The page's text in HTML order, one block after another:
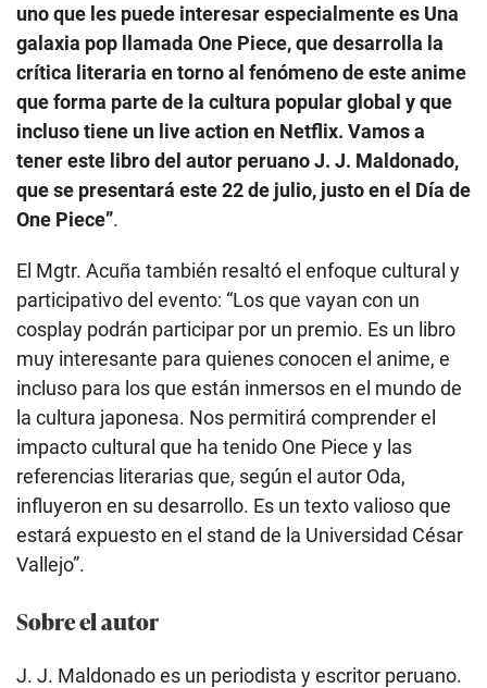
uno que les puede interesar especialmente es Una
galaxia pop llamada One Piece, que desarrolla la
crítica literaria en torno al fenómeno de este anime
que forma parte de la cultura popular global y que
incluso tiene un live action en Netflix. Vamos a
tener este libro del autor peruano J. J. Maldonado,
que se presentará este 22 de julio, justo en el Día de
One Piece”.
El Mgtr. Acuña también resaltó el enfoque cultural y
participativo del evento: “Los que vayan con un
cosplay podrán participar por un premio. Es un libro
muy interesante para quienes conocen el anime, e
incluso para los que están inmersos en el mundo de
la cultura japonesa. Nos permitirá comprender el
impacto cultural que ha tenido One Piece y las
referencias literarias que, según el autor Oda,
influyeron en su desarrollo. Es un texto valioso que
estará expuesto en el stand de la Universidad César
Vallejo”.
Sobre el autor
J. J. Maldonado es un periodista y escritor peruano.